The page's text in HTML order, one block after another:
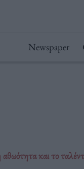
Newspaper
και το